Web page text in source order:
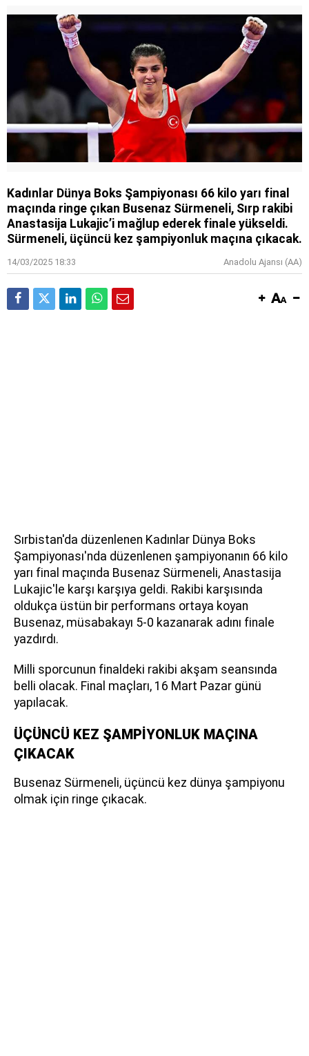
Kadınlar Dünya Boks Şampiyonası 66 kilo yarı final
maçında ringe çıkan Busenaz Sürmeneli, Sırp rakibi
Anastasija Lukajic’i mağlup ederek finale yükseldi.
Sürmeneli, üçüncü kez şampiyonluk maçına çıkacak.
14/03/2025 18:33 Anadolu Ajansı (AA)
Sırbistan'da düzenlenen Kadınlar Dünya Boks
Şampiyonası'nda düzenlenen şampiyonanın 66 kilo
yarı final maçında Busenaz Sürmeneli, Anastasija
Lukajic'le karşı karşıya geldi. Rakibi karşısında
oldukça üstün bir performans ortaya koyan
Busenaz, müsabakayı 5-0 kazanarak adını finale
yazdırdı.
Milli sporcunun finaldeki rakibi akşam seansında
belli olacak. Final maçları, 16 Mart Pazar günü
yapılacak.
ÜÇÜNCÜ KEZ ŞAMPİYONLUK MAÇINA
ÇIKACAK
Busenaz Sürmeneli, üçüncü kez dünya şampiyonu
olmak için ringe çıkacak.